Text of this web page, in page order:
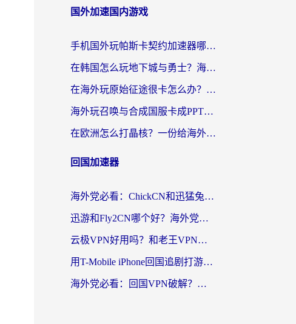
国外加速国内游戏
手机国外玩帕斯卡契约加速器哪个好用？海外党国服游戏之路的救星
在韩国怎么玩地下城与勇士？海外党必看的国服游戏加速全攻略
在海外玩原始征途很卡怎么办？一份给游子的终极指南
海外玩召唤与合成国服卡成PPT？这篇解决办法让你丝滑操作
在欧洲怎么打晶核？一份给海外游子的网络加速生存指南
回国加速器
海外党必看：ChickCN和迅猛兔好用吗？3招教你选对回国加速器
迅游和Fly2CN哪个好？海外党回国加速器真实测评与选择心法
云极VPN好用吗？和老王VPN对比哪个回国效果更好？海外党必看的真实体验指南
用T-Mobile iPhone回国追剧打游戏，我差点把手机砸了
海外党必看：回国VPN破解？别踩坑！3步选对加速器无缝刷国内资源